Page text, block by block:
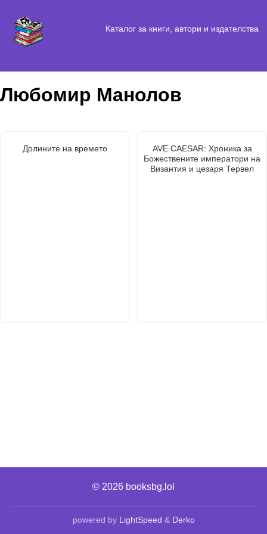
Каталог за книги, автори и издателства
Любомир Манолов
Долините на времето
AVE CAESAR: Хроника за
Божествените императори на
Византия и цезаря Тервел
© 2026 booksbg.lol
powered by LightSpeed & Derko